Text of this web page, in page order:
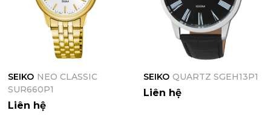
SEIKO NEO CLASSIC
SUR660P1
Liên hệ
SEIKO QUARTZ SGEH13P1
Liên hệ